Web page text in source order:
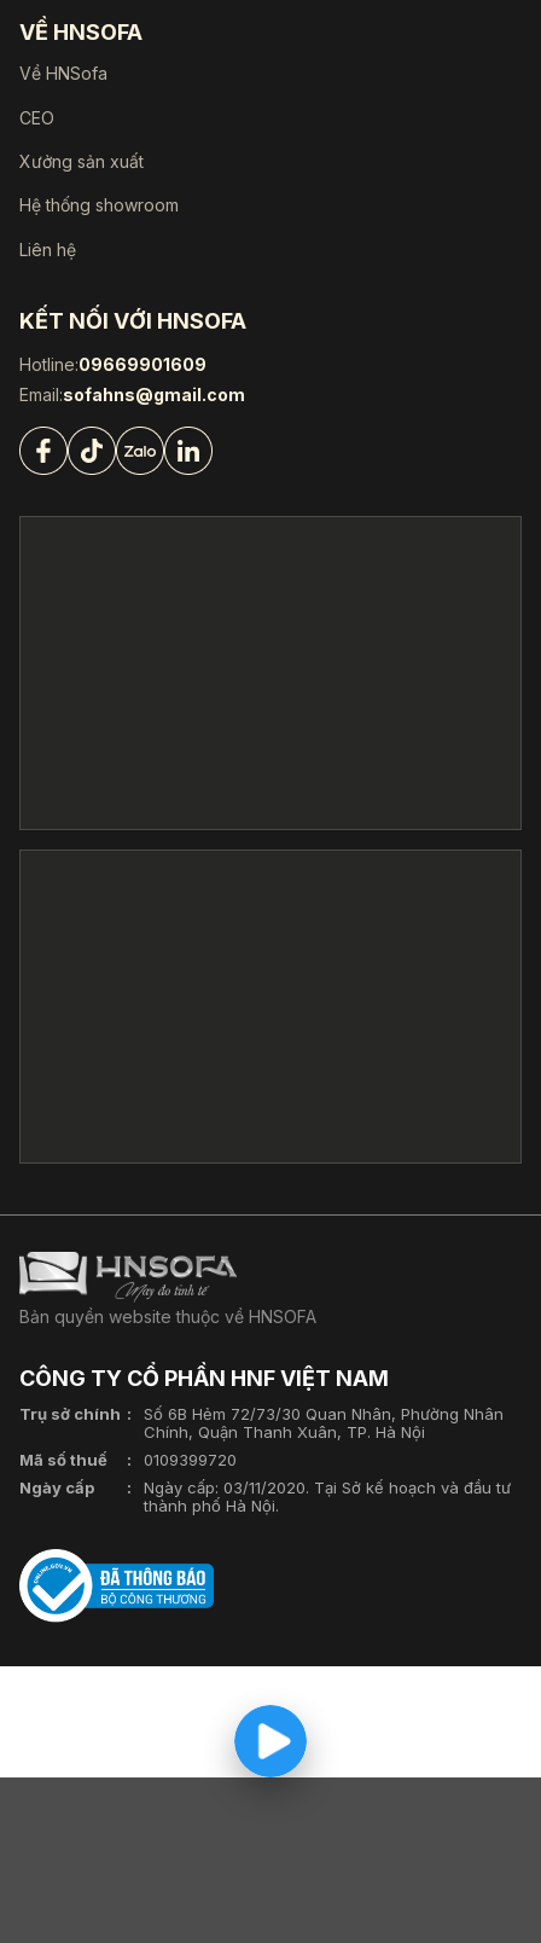
VỀ HNSOFA
Về HNSofa
CEO
Xưởng sản xuất
Hệ thống showroom
Liên hệ
KẾT NỐI VỚI HNSOFA
Hotline:09669901609
Email:sofahns@gmail.com
Bản quyền website thuộc về HNSOFA
CÔNG TY CỔ PHẦN HNF VIỆT NAM
Trụ sở chính
Số 6B Hẻm 72/73/30 Quan Nhân, Phường Nhân
Chính, Quận Thanh Xuân, TP. Hà Nội
Mã số thuế
0109399720
Ngày cấp
Ngày cấp: 03/11/2020. Tại Sở kế hoạch và đầu tư
thành phố Hà Nội.